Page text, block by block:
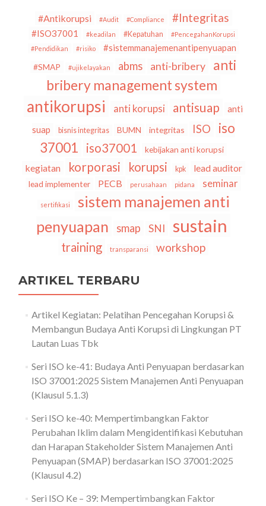
Data?
#Antikorupsi #Audit #Compliance #Integritas
#ISO37001 #keadilan #Kepatuhan
#PencegahanKorupsi
#Pendidikan
#risiko #sistemmanajemenantipenyuapan
#SMAP #ujikelayakan abms anti-bribery
anti
bribery management system
antikorupsi anti korupsi antisuap
anti
suap
bisnis integritas BUMN integritas ISO
iso
37001
iso37001 kebijakan anti korupsi
kegiatan korporasi korupsi kpk lead auditor
lead implementer PECB perusahaan pidana seminar
sertifikasi
sistem manajemen anti
penyuapan
smap SNI sustain
training transparansi workshop
ARTIKEL TERBARU
Artikel Kegiatan: Pelatihan Pencegahan Korupsi &
Membangun Budaya Anti Korupsi di Lingkungan PT
Lautan Luas Tbk
Seri ISO ke-41: Budaya Anti Penyuapan berdasarkan
ISO 37001:2025 Sistem Manajemen Anti Penyuapan
(Klausul 5.1.3)
Seri ISO ke-40: Mempertimbangkan Faktor
Perubahan Iklim dalam Mengidentifikasi Kebutuhan
dan Harapan Stakeholder Sistem Manajemen Anti
Penyuapan (SMAP) berdasarkan ISO 37001:2025
(Klausul 4.2)
Seri ISO Ke – 39: Mempertimbangkan Faktor